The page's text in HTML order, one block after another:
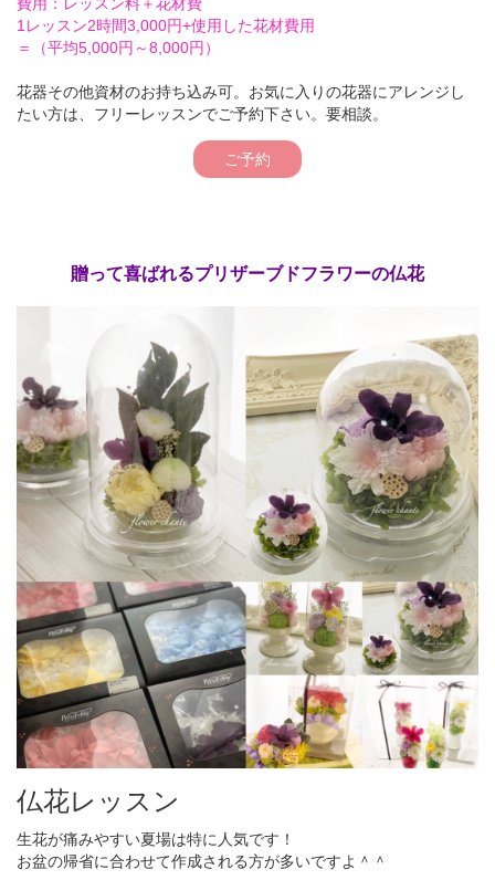
1レッスン2時間3,000円+使用した花材費用
＝（平均5,000円～8,000円）
花器その他資材のお持ち込み可。お気に入りの花器にアレンジし
たい方は、フリーレッスンでご予約下さい。要相談。
ご予約
贈って喜ばれるプリザーブドフラワーの仏花
仏花レッスン
生花が痛みやすい夏場は特に人気です！
お盆の帰省に合わせて作成される方が多いですよ＾＾